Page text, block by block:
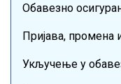
Обавезно
Пријава, промена
Укључење у